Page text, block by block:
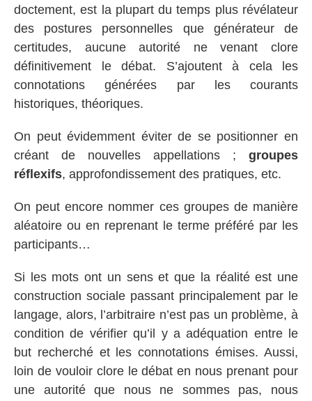
doctement, est la plupart du temps plus révélateur
des postures personnelles que générateur de
certitudes, aucune autorité ne venant clore
définitivement le débat. S’ajoutent à cela les
connotations générées par les courants
historiques, théoriques.
On peut évidemment éviter de se positionner en
créant de nouvelles appellations ; groupes
réflexifs, approfondissement des pratiques, etc.
On peut encore nommer ces groupes de manière
aléatoire ou en reprenant le terme préféré par les
participants…
Si les mots ont un sens et que la réalité est une
construction sociale passant principalement par le
langage, alors, l’arbitraire n’est pas un problème, à
condition de vérifier qu’il y a adéquation entre le
but recherché et les connotations émises. Aussi,
loin de vouloir clore le débat en nous prenant pour
une autorité que nous ne sommes pas, nous